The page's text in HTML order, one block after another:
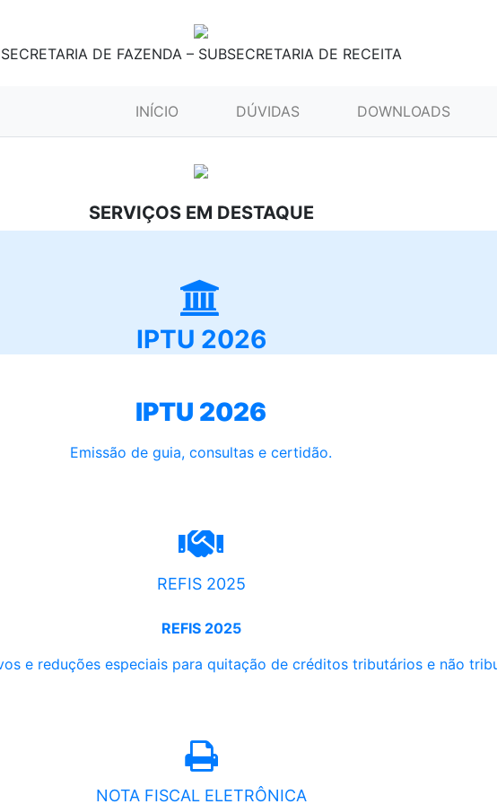
SECRETARIA DE FAZENDA – SUBSECRETARIA DE RECEITA
INÍCIO (CURRENT)DÚVIDAS DOWNLOADS
SERVIÇOS EM DESTAQUE
IPTU 2026
IPTU 2026
Emissão de guia, consultas e certidão.
REFIS 2025
REFIS 2025
e reduções especiais para quitação de créditos tributários e não
NOTA FISCAL ELETRÔNICA